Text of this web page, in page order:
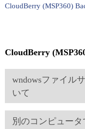
CloudBerry (MSP360)
CloudBerry
wndowsファイル
いて
別のコンピュータ